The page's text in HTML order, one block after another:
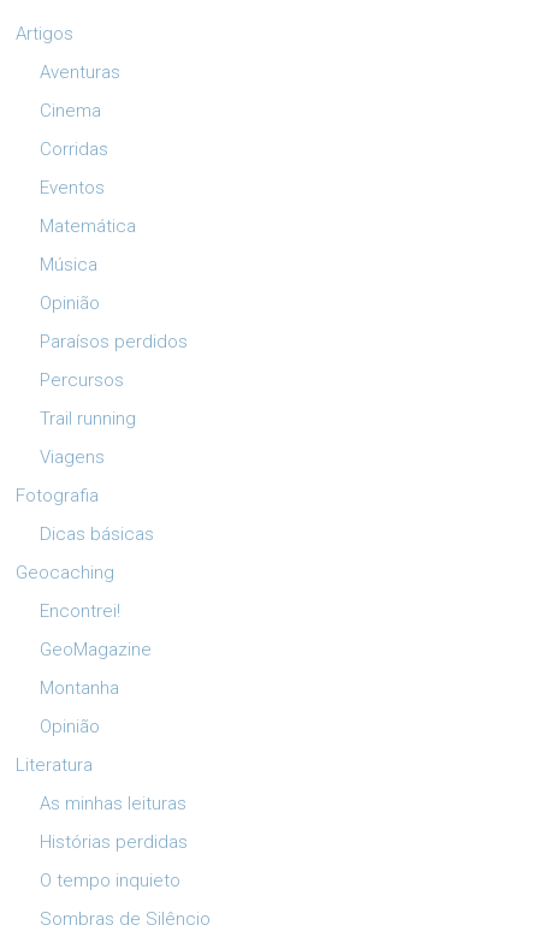
Artigos
Aventuras
Cinema
Corridas
Eventos
Matemática
Música
Opinião
Paraísos perdidos
Percursos
Trail running
Viagens
Fotografia
Dicas básicas
Geocaching
Encontrei!
GeoMagazine
Montanha
Opinião
Literatura
As minhas leituras
Histórias perdidas
O tempo inquieto
Sombras de Silêncio